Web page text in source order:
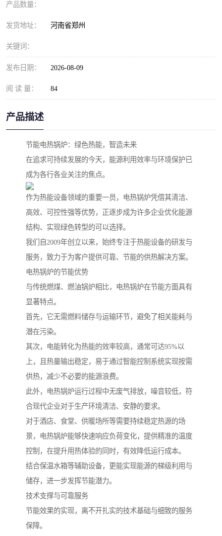
产品数量：
发货地址： 河南省郑州
关键词：
发布日期： 2026-08-09
阅 读 量： 84
产品描述
节能电热锅炉：绿色热能，智造未来
在追求可持续发展的今天，能源利用效率与环境保护已
成为各行各业关注的焦点。
作为热能设备领域的重要一员，电热锅炉凭借其清洁、
高效、可控性强等优势，正逐步成为许多企业优化能源
结构、实现绿色转型的可以选择。
我们自2009年创立以来，始终专注于热能设备的研发与
服务，致力于为客户提供可靠、节能的供热解决方案。
电热锅炉的节能优势
与传统燃煤、燃油锅炉相比，电热锅炉在节能方面具有
显著特点。
首先，它无需燃料储存与运输环节，避免了相关能耗与
潜在污染。
其次，电能转化为热能的效率较高，通常可达95%以
上，且热量输出稳定，易于通过智能控制系统实现按需
供热，减少不必要的能源浪费。
此外，电热锅炉运行过程中无废气排放，噪音较低，符
合现代企业对于生产环境清洁、安静的要求。
对于酒店、食堂、供暖场所等需要持续稳定热源的场
景，电热锅炉能够快速响应负荷变化，提供精准的温度
控制，在提升用热体验的同时，有效降低运行成本。
结合保温水箱等辅助设备，更能实现能源的梯级利用与
储存，进一步发挥节能潜力。
技术支撑与可靠服务
节能效果的实现，离不开扎实的技术基础与细致的服务
保障。